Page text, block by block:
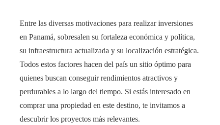
Entre las diversas motivaciones para realizar inversiones
en Panamá, sobresalen su fortaleza económica y política,
su infraestructura actualizada y su localización estratégica.
Todos estos factores hacen del país un sitio óptimo para
quienes buscan conseguir rendimientos atractivos y
perdurables a lo largo del tiempo. Si estás interesado en
comprar una propiedad en este destino, te invitamos a
descubrir los proyectos más relevantes.